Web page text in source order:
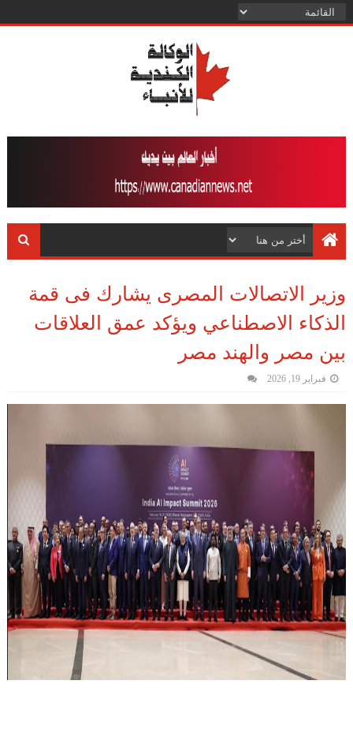
وزير الاتصالات المصرى يشارك فى قمة
الذكاء الاصطناعي ويؤكد عمق العلاقات
بين مصر والهند مصر
فبراير 19, 2026